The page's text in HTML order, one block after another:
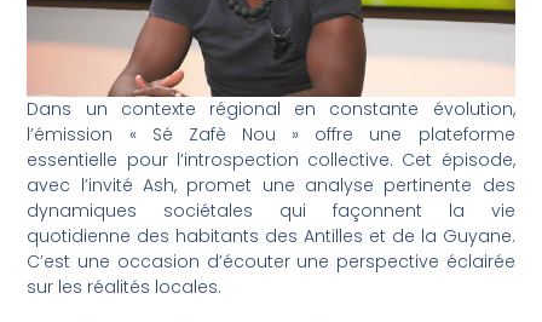
Dans un contexte régional en constante évolution,
l’émission « Sé Zafè Nou » offre une plateforme
essentielle pour l’introspection collective. Cet épisode,
avec l’invité Ash, promet une analyse pertinente des
dynamiques sociétales qui façonnent la vie
quotidienne des habitants des Antilles et de la Guyane.
C’est une occasion d’écouter une perspective éclairée
sur les réalités locales.